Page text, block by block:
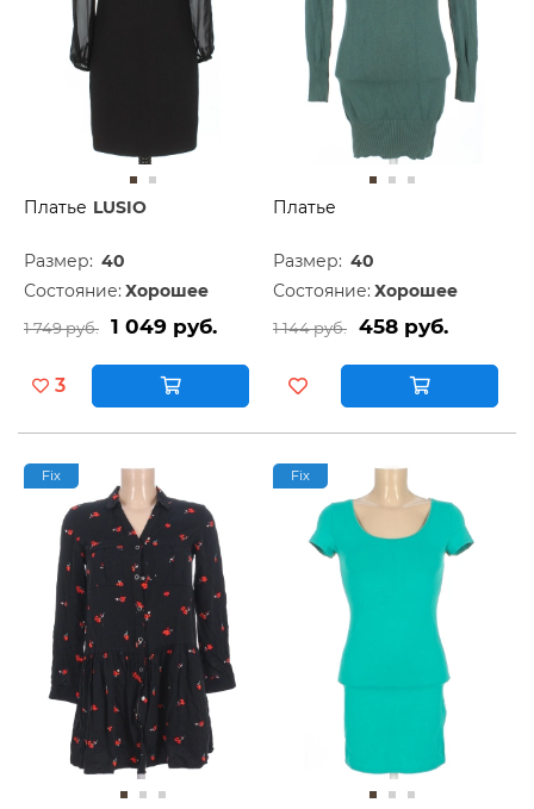
Платье LUSIO
Размер: 40
Состояние: Хорошее
1 749 руб. 1 049 руб.
3
Платье
Размер: 40
Состояние: Хорошее
1 144 руб. 458 руб.
Fix Fix